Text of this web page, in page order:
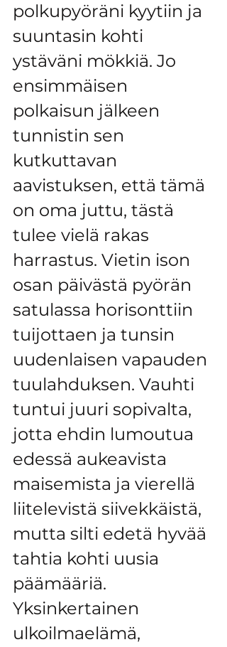
polkupyöräni kyytiin ja
suuntasin kohti
ystäväni mökkiä. Jo
ensimmäisen
polkaisun jälkeen
tunnistin sen
kutkuttavan
aavistuksen, että tämä
on oma juttu, tästä
tulee vielä rakas
harrastus. Vietin ison
osan päivästä pyörän
satulassa horisonttiin
tuijottaen ja tunsin
uudenlaisen vapauden
tuulahduksen. Vauhti
tuntui juuri sopivalta,
jotta ehdin lumoutua
edessä aukeavista
maisemista ja vierellä
liitelevistä siivekkäistä,
mutta silti edetä hyvää
tahtia kohti uusia
päämääriä.
Yksinkertainen
ulkoilmaelämä,